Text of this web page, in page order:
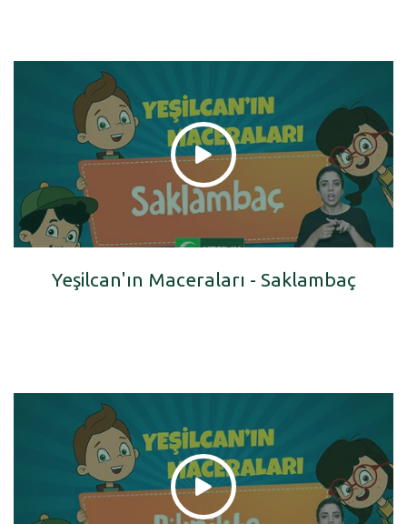
Yeşilcan'ın Maceraları - Saklambaç